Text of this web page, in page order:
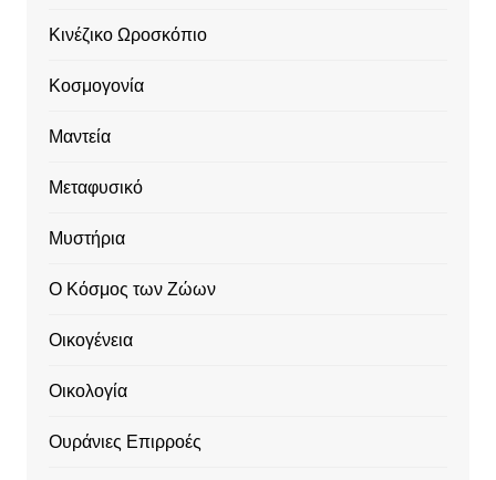
Κινέζικο Ωροσκόπιο
Κοσμογονία
Μαντεία
Μεταφυσικό
Μυστήρια
Ο Κόσμος των Ζώων
Οικογένεια
Οικολογία
Ουράνιες Επιρροές